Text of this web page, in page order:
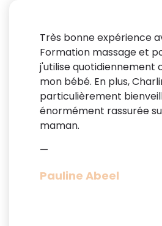
Très bonne expérience
Formation massage et
j'utilise quotidiennement
mon bébé. En plus,
particulièrement
énormément rassurée
maman.
—
Pauline Abeel